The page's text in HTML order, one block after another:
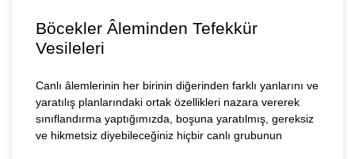
Böcekler Âleminden Tefekkür
Vesileleri
Canlı âlemlerinin her birinin diğerinden farklı yanlarını ve
yaratılış planlarındaki ortak özellikleri nazara vererek
sınıflandırma yaptığımızda, boşuna yaratılmış, gereksiz
ve hikmetsiz diyebileceğiniz hiçbir canlı grubunun